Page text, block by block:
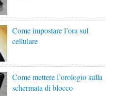
Come impostare l’ora sul
cellulare
Come mettere l’orologio sulla
schermata di blocco